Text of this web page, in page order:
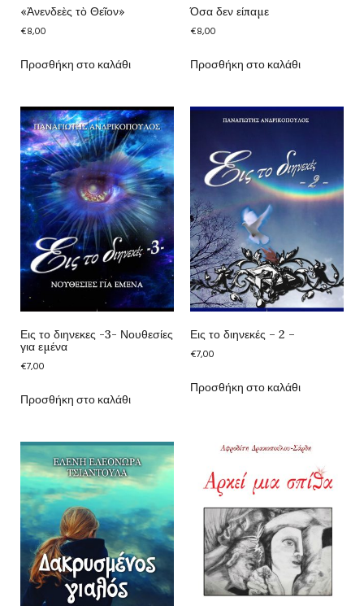
«Ἀνενδεὲς τὸ Θεῖον»
€8,00
Προσθήκη στο καλάθι
Όσα δεν είπαμε
€8,00
Προσθήκη στο καλάθι
Εις το διηνεκες -3- Νουθεσίες
για εμένα
€7,00
Προσθήκη στο καλάθι
Εις το διηνεκές – 2 –
€7,00
Προσθήκη στο καλάθι